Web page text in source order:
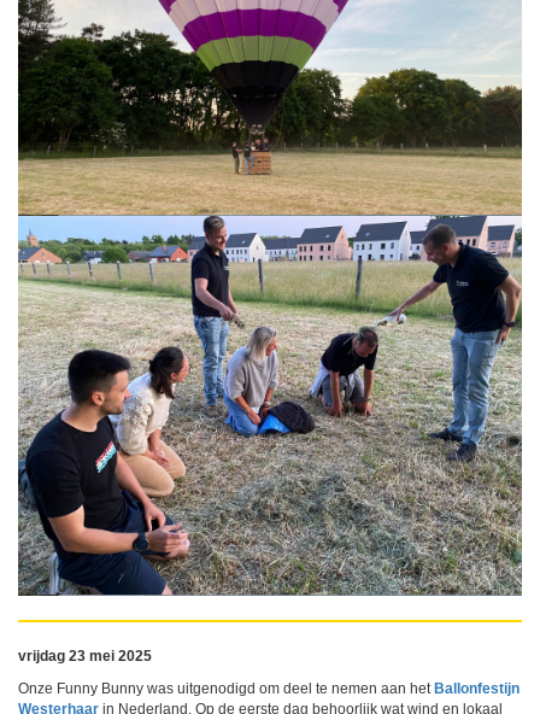
vrijdag 23 mei 2025
Onze Funny Bunny was uitgenodigd om deel te nemen aan het Ballonfestijn
Westerhaar in Nederland. Op de eerste dag behoorlijk wat wind en lokaal